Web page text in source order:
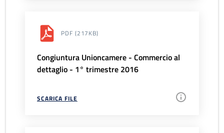
PDF (217KB)
Congiuntura Unioncamere - Commercio al
dettaglio - 1° trimestre 2016
SCARICA FILE